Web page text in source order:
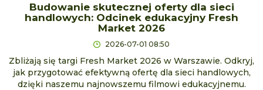
Budowanie skutecznej oferty dla sieci
handlowych: Odcinek edukacyjny Fresh
Market 2026
2026-07-01 08:50
Zbliżają się targi Fresh Market 2026 w Warszawie. Odkryj,
jak przygotować efektywną ofertę dla sieci handlowych,
dzięki naszemu najnowszemu filmowi edukacyjnemu.